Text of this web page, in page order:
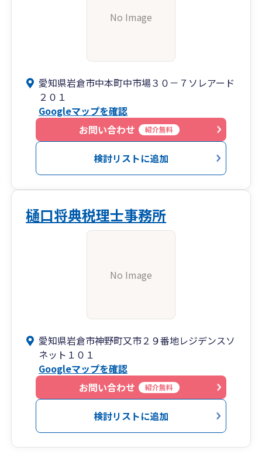
No Image
愛知県岩倉市中本町中市場３０－７ソレアード
２０１
Googleマップを確認
お問い合わせ
紹介無料
検討リストに追加
樋口将典税理士事務所
No Image
愛知県岩倉市神野町又市２９番地レジデンスソ
ネット１０１
Googleマップを確認
お問い合わせ
紹介無料
検討リストに追加